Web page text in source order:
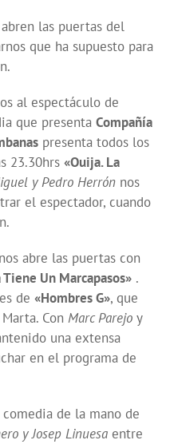
las puertas del
que ha supuesto para
al espectáculo de
que presenta Compañía
presenta todos los
23.30hrs «Ouija. La
y Pedro Herrón nos
el espectador, cuando
abre las puertas con
Un Marcapasos» .
de «Hombres G», que
Con Marc Parejo y
una extensa
en el programa de
de la mano de
y Josep Linuesa entre